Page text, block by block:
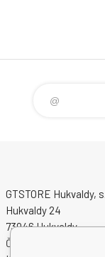
GTSTORE Hukvaldy,
Hukvaldy 24
73946 Hukvaldy
Česká republika